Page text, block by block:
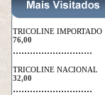
TRICOLINE IMPORTADO
76,00
............................
TRICOLINE NACIONAL
32,00
............................